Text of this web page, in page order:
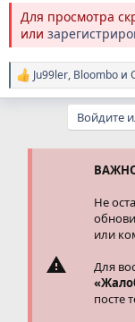
Для просмотра
или
Р
е
Ju99ler, Bloombo и
Войдите
Не
или
Для
посте